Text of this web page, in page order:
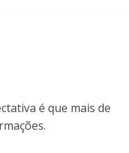
é que mais de